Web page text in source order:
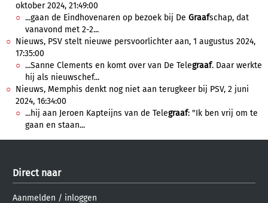
oktober 2024, 21:49:00
...gaan de Eindhovenaren op bezoek bij De Graafschap, dat
vanavond met 2-2...
Nieuws, PSV stelt nieuwe persvoorlichter aan, 1 augustus 2024,
17:35:00
...Sanne Clements en komt over van De Telegraaf. Daar werkte
hij als nieuwschef...
Nieuws, Memphis denkt nog niet aan terugkeer bij PSV, 2 juni
2024, 16:34:00
...hij aan Jeroen Kapteijns van de Telegraaf: "Ik ben vrij om te
gaan en staan...
Direct naar
Aanmelden / inloggen